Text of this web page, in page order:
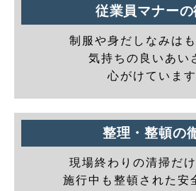
従業員マナーの
制服や身だしなみはも
気持ちの良いあい
心がけています
整理・整頓の
現場終わりの清掃だけ
施行中も整頓された安